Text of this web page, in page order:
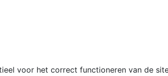
voor het correct functioneren van de